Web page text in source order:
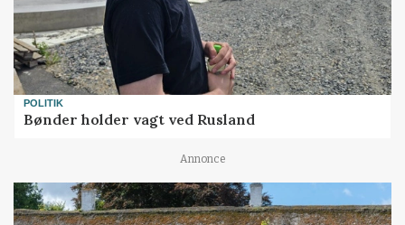
POLITIK
Bønder holder vagt ved Rusland
Annonce